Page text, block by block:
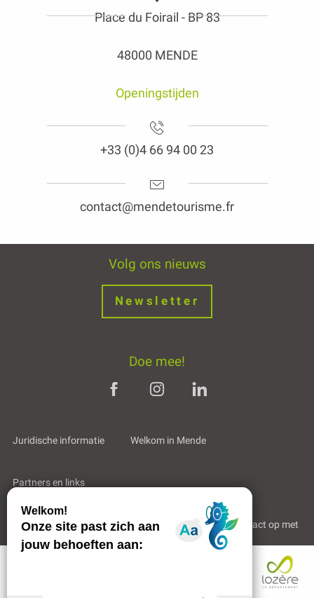
Place du Foirail - BP 83
48000 MENDE
Openingstijden
+33 (0)4 66 94 00 23
contact@mendetourisme.fr
Volg ons nieuws
Newsletter
Doe mee!
Juridische informatie Welkom in Mende
Partners en links
Professioneel gebied Wie zijn wij? Neem contact op met